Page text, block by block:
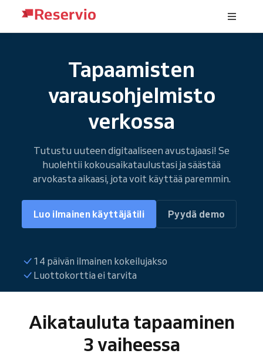
Tapaamisten
varausohjelmisto
verkossa
Tutustu uuteen digitaaliseen avustajaasi! Se
huolehtii kokousaikataulustasi ja säästää
arvokasta aikaasi, jota voit käyttää paremmin.
Luo ilmainen käyttäjätili Pyydä demo
14 päivän ilmainen kokeilujakso
Luottokorttia ei tarvita
Aikatauluta tapaaminen
3 vaiheessa